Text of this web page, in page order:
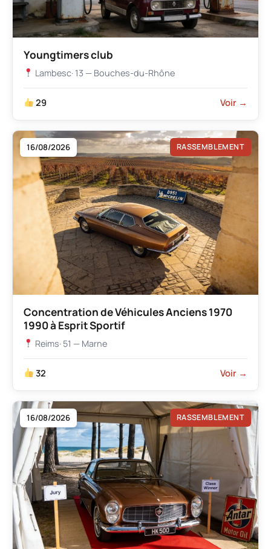
Youngtimers club
Lambesc· 13 — Bouches-du-Rhône
29 Voir →
16/08/2026 RASSEMBLEMENT
Concentration de Véhicules Anciens 1970
1990 à Esprit Sportif
Reims· 51 — Marne
32 Voir →
16/08/2026 RASSEMBLEMENT